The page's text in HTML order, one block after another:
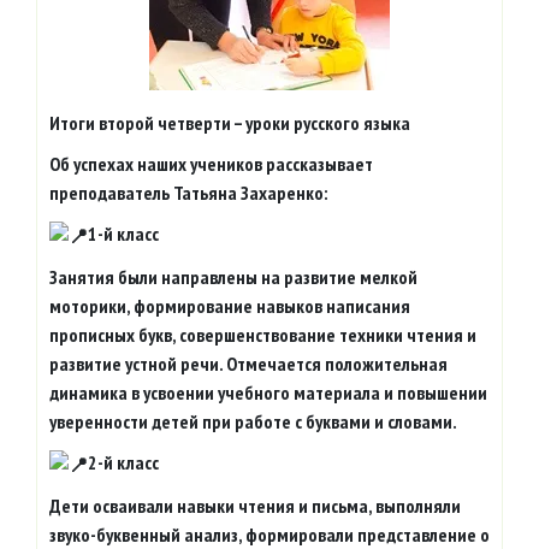
Итоги второй четверти – уроки русского языка
Об успехах наших учеников рассказывает
преподаватель Татьяна Захаренко:
1-й класс
Занятия были направлены на развитие мелкой
моторики, формирование навыков написания
прописных букв, совершенствование техники чтения и
развитие устной речи. Отмечается положительная
динамика в усвоении учебного материала и повышении
уверенности детей при работе с буквами и словами.
2-й класс
Дети осваивали навыки чтения и письма, выполняли
звуко-буквенный анализ, формировали представление о